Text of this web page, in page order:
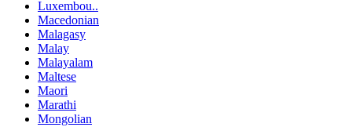
Luxembou..
Macedonian
Malagasy
Malay
Malayalam
Maltese
Maori
Marathi
Mongolian